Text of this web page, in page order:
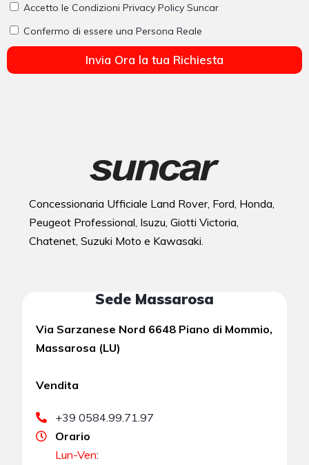
Accetto le Condizioni Privacy Policy Suncar
Confermo di essere una Persona Reale
Invia Ora la tua Richiesta
Concessionaria Ufficiale Land Rover, Ford, Honda,
Peugeot Professional, Isuzu, Giotti Victoria,
Chatenet, Suzuki Moto e Kawasaki.
Sede Massarosa
Via Sarzanese Nord 6648 Piano di Mommio,
Massarosa (LU)
Vendita
+39 0584.99.71.97
Orario
Lun-Ven: